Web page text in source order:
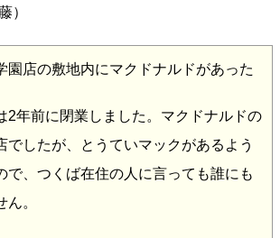
）
園店の敷地内にマクドナルドがあった
2年前に閉業しました。マクドナルドの
でしたが、とうていマックがあるよう
で、つくば在住の人に言っても誰にも
。